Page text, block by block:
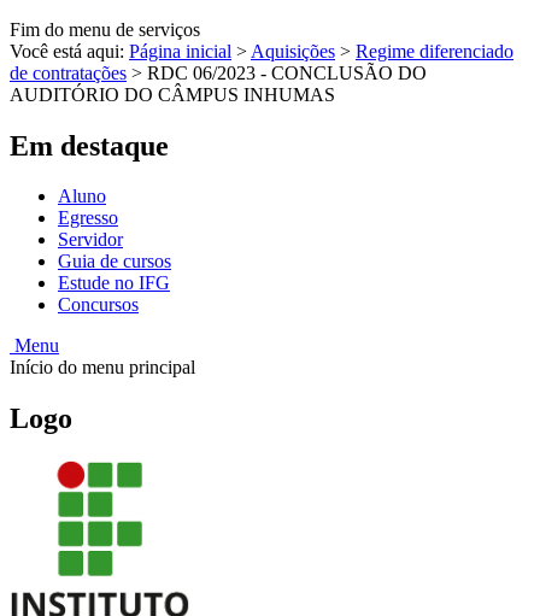
Fim do menu de serviços
Você está aqui: Página inicial > Aquisições > Regime diferenciado
de contratações > RDC 06/2023 - CONCLUSÃO DO
AUDITÓRIO DO CÂMPUS INHUMAS
Em destaque
Aluno
Egresso
Servidor
Guia de cursos
Estude no IFG
Concursos
Menu
Início do menu principal
Logo